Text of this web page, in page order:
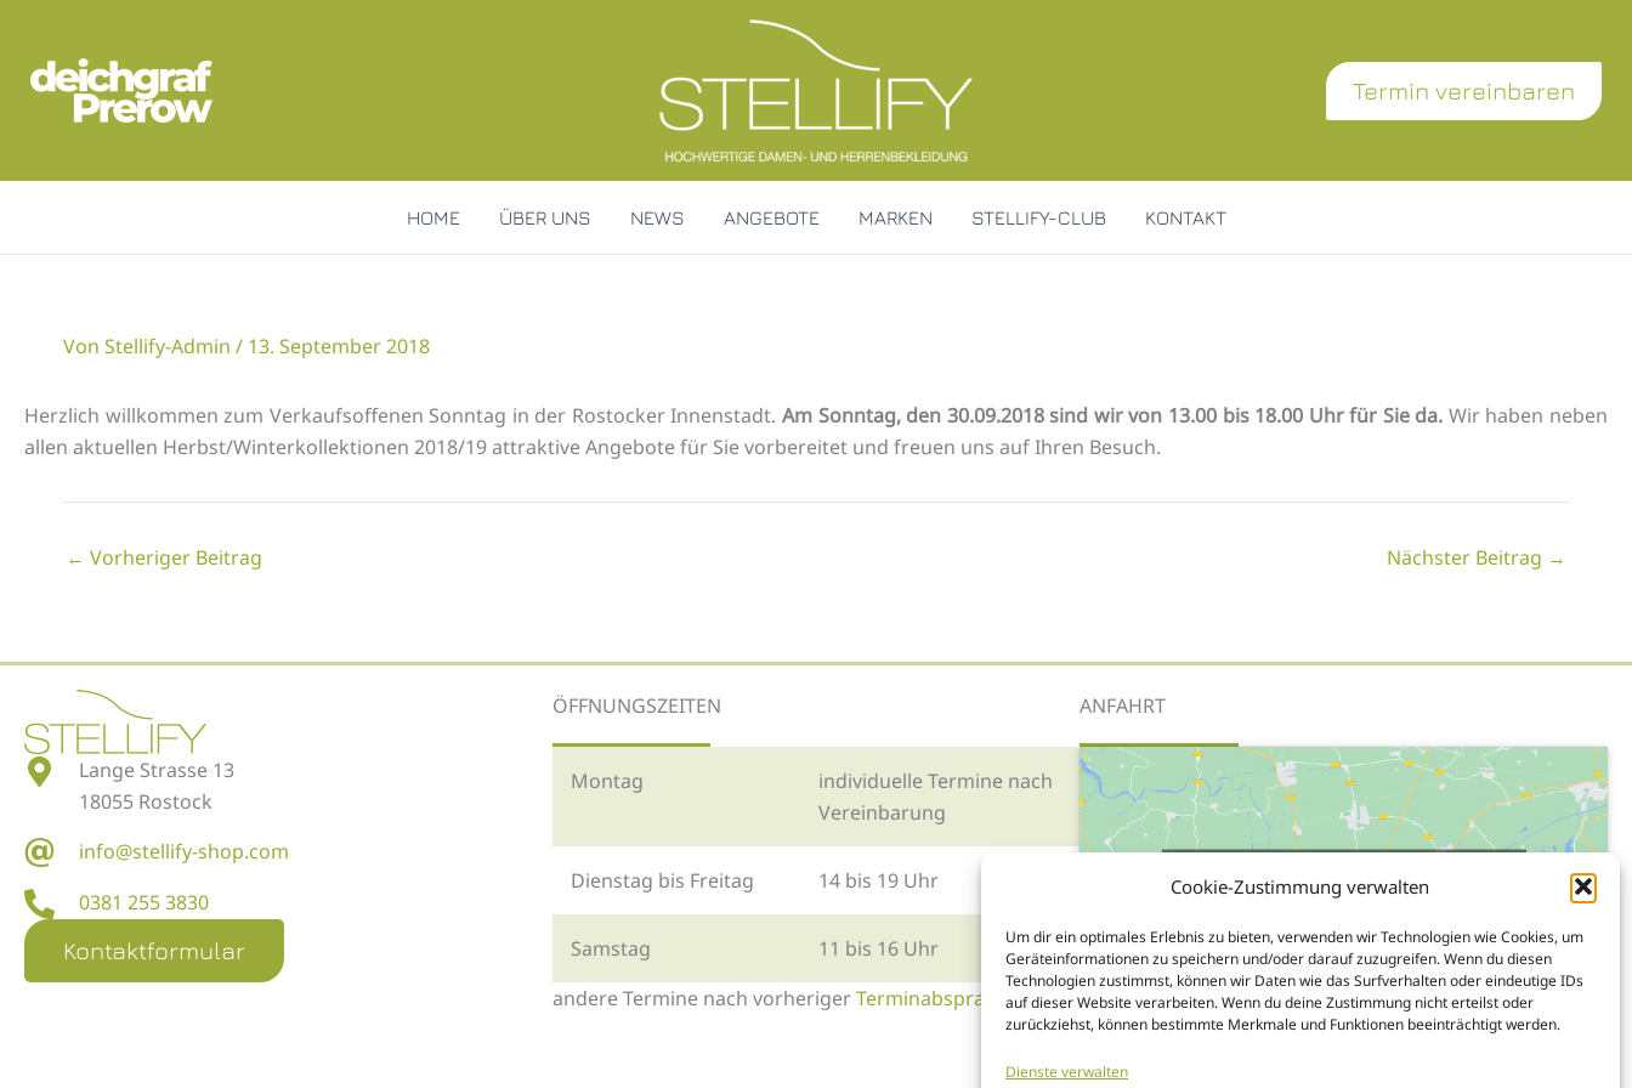
Cookie-Zustimmung verwalten
Um dir ein optimales Erlebnis zu bieten, verwenden wir Technologien wie Cookies, um
Geräteinformationen zu speichern und/oder darauf zuzugreifen. Wenn du diesen
Technologien zustimmst, können wir Daten wie das Surfverhalten oder eindeutige IDs
auf dieser Website verarbeiten. Wenn du deine Zustimmung nicht erteilst oder
zurückziehst, können bestimmte Merkmale und Funktionen beeinträchtigt werden.
Dienste verwalten
springen
Termin vereinbaren
HOME ÜBER UNS NEWS ANGEBOTE MARKEN STELLIFY-CLUB KONTAKT
Von Stellify-Admin / 13. September 2018
Herzlich willkommen zum Verkaufsoffenen Sonntag in der Rostocker Innenstadt. Am Sonntag, den 30.09.2018 sind wir von 13.00 bis 18.00 Uhr für Sie da. Wir haben neben
allen aktuellen Herbst/Winterkollektionen 2018/19 attraktive Angebote für Sie vorbereitet und freuen uns auf Ihren Besuch.
← Vorheriger Beitrag Nächster Beitrag →
Lange Strasse 13
18055 Rostock
info@stellify-shop.com
0381 255 3830
Kontaktformular
ÖFFNUNGSZEITEN
Montag
individuelle Termine nach
Vereinbarung
Dienstag bis Freitag 14 bis 19 Uhr
Samstag
11 bis 16 Uhr
andere Termine nach vorherigerTerminabsprache
ANFAHRT
Klicke auf "Ich stimme zu", um Google
maps zu aktivieren
Cookies
Ich stimme zu